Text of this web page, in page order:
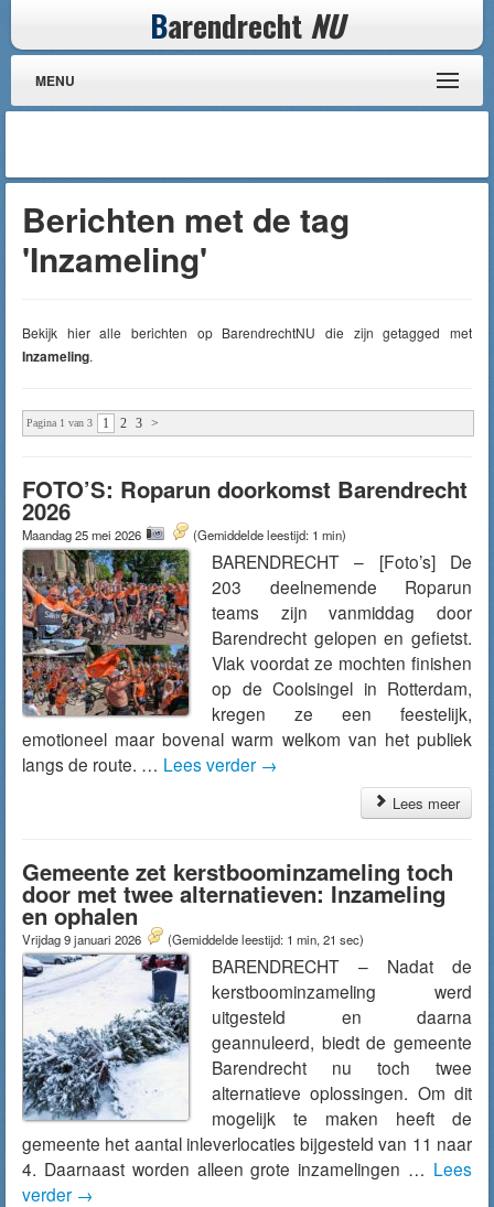
Barendrecht NU
MENU
Berichten met de tag
'Inzameling'
Bekijk hier alle berichten op BarendrechtNU die zijn getagged met
Inzameling.
Pagina 1 van 3 1 2 3 >
FOTO’S: Roparun doorkomst Barendrecht
2026
Maandag 25 mei 2026 (Gemiddelde leestijd: 1 min)
BARENDRECHT – [Foto’s] De
203 deelnemende Roparun
teams zijn vanmiddag door
Barendrecht gelopen en gefietst.
Vlak voordat ze mochten finishen
op de Coolsingel in Rotterdam,
kregen ze een feestelijk,
emotioneel maar bovenal warm welkom van het publiek
langs de route. … Lees verder →
Lees meer
Gemeente zet kerstboominzameling toch
door met twee alternatieven: Inzameling
en ophalen
Vrijdag 9 januari 2026 (Gemiddelde leestijd: 1 min, 21 sec)
BARENDRECHT – Nadat de
kerstboominzameling werd
uitgesteld en daarna
geannuleerd, biedt de gemeente
Barendrecht nu toch twee
alternatieve oplossingen. Om dit
mogelijk te maken heeft de
gemeente het aantal inleverlocaties bijgesteld van 11 naar
4. Daarnaast worden alleen grote inzamelingen … Lees
verder →